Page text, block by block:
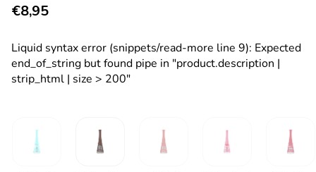
Prix normal
€8,95
Liquid syntax error (snippets/read-more line 9): Expected
end_of_string but found pipe in "product.description |
strip_html | size > 200"